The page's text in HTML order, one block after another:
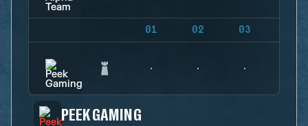
01 02 03
PEEK GAMING